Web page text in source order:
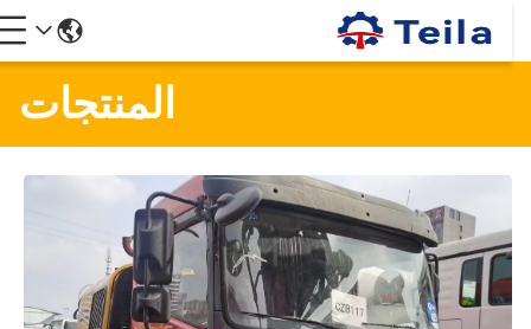
المنتجات